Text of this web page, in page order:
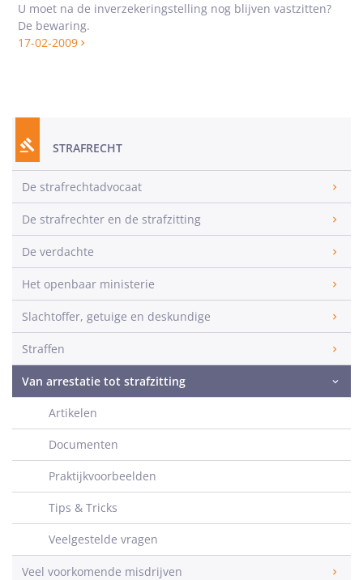
U moet na de inverzekeringstelling nog blijven vastzitten?
De bewaring.
17-02-2009
STRAFRECHT
De strafrechtadvocaat
De strafrechter en de strafzitting
De verdachte
Het openbaar ministerie
Slachtoffer, getuige en deskundige
Straffen
Van arrestatie tot strafzitting
Artikelen
Documenten
Praktijkvoorbeelden
Tips & Tricks
Veelgestelde vragen
Veel voorkomende misdrijven